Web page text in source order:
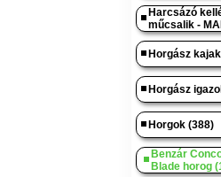
Harcsázó
műcsalik -
Horgász
Horgász
Horgok (388)
Benzár
Blade horog